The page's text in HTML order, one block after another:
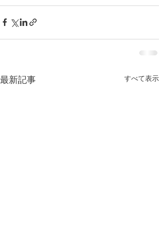
最新記事 すべて表示